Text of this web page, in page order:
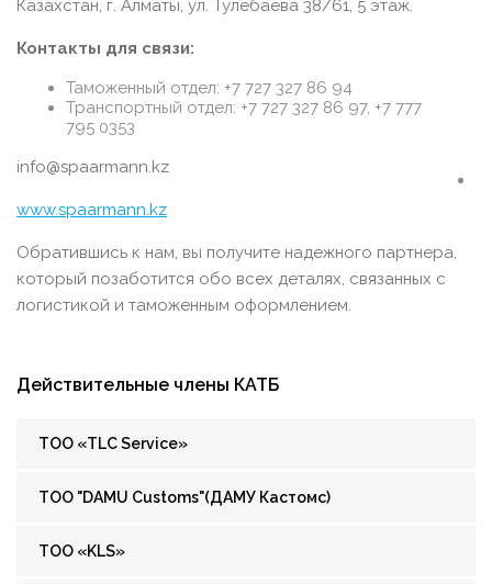
Казахстан, г. Алматы, ул. Тулебаева 38/61, 5 этаж.
Контакты для связи:
Таможенный отдел: +7 727 327 86 94
Транспортный отдел: +7 727 327 86 97, +7 777
795 0353
info@spaarmann.kz
www.spaarmann.kz
Обратившись к нам, вы получите надежного партнера,
который позаботится обо всех деталях, связанных с
логистикой и таможенным оформлением.
Действительные члены КАТБ
ТОО «TLC Service»
ТОО "DAMU Customs"(ДАМУ Кастомс)
ТОО «KLS»